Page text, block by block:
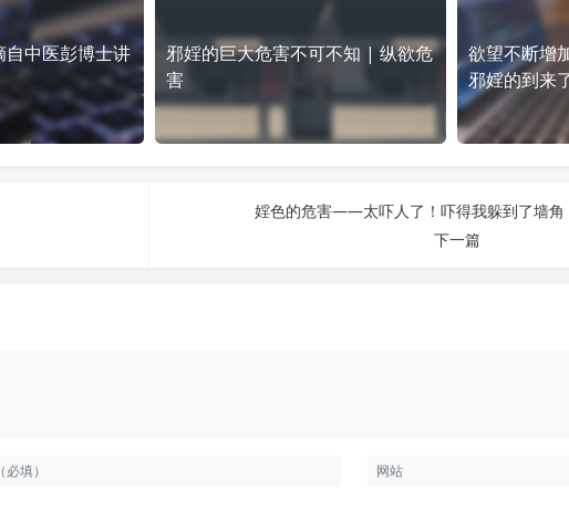
中医彭博士讲
邪婬的巨大危害不可不知 | 纵欲危
害
欲望不断增
邪婬的到来
婬色的危害——太吓人了！吓得我躲到了墙
下一篇